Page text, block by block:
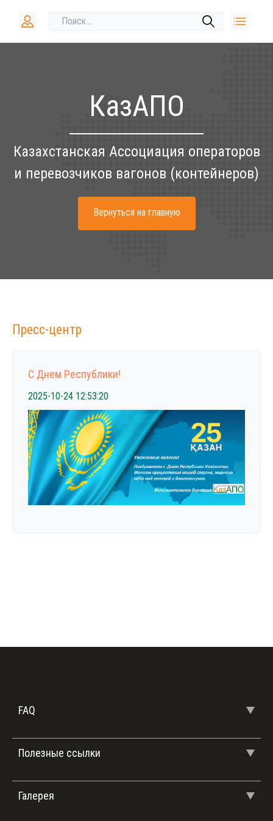
КазАПО
Казахстанская Ассоциация операторов
и перевозчиков вагонов (контейнеров)
Вернуться на главную
Пресс-центр
С Днем Республики!
2025-10-24 12:53:20
FAQ
Полезные ссылки
Галерея